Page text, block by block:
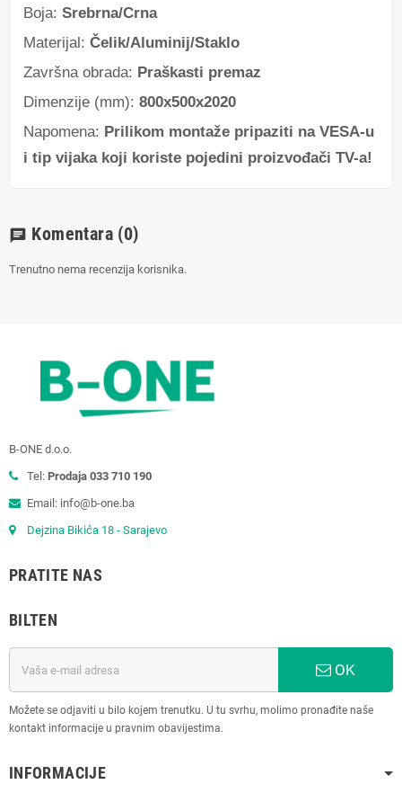
Boja: Srebrna/Crna
Materijal: Čelik/Aluminij/Staklo
Završna obrada: Praškasti premaz
Dimenzije (mm): 800x500x2020
Napomena: Prilikom montaže pripaziti na VESA-u
i tip vijaka koji koriste pojedini proizvođači TV-a!
chat Komentara (0)
Trenutno nema recenzija korisnika.
B-ONE d.o.o.
Tel: Prodaja 033 710 190
Email: info@b-one.ba
Dejzina Bikića 18 - Sarajevo
PRATITE NAS
BILTEN
OK
Možete se odjaviti u bilo kojem trenutku. U tu svrhu, molimo pronađite naše
kontakt informacije u pravnim obavijestima.
INFORMACIJE